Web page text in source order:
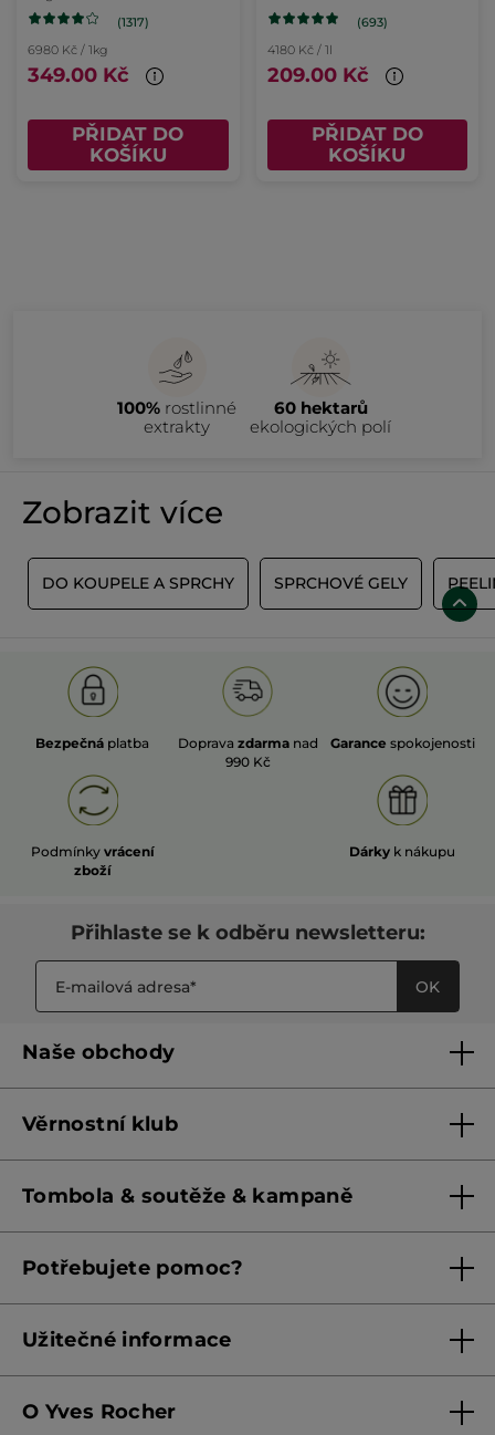
(1317)
6980 Kč / 1kg
349.00 Kč
PŘIDAT DO
KOŠÍKU
(693)
4180 Kč / 1l
209.00 Kč
PŘIDAT DO
KOŠÍKU
100% rostlinné
extrakty
60 hektarů
ekologických polí
Zobrazit více
DO KOUPELE A SPRCHY SPRCHOVÉ GELY
Bezpečná platba Doprava zdarma nad
990 Kč
Garance spokojenosti
Podmínky vrácení
zboží
Dárky k nákupu
Přihlaste se k odběru newsletteru:
OK
Naše obchody
Franšízing
Věrnostní klub
Pravidla věrnostního klubu od 1. 6. 2026
Tombola & soutěže & kampaně
Podmínky aktuálních nabídek
Potřebujete pomoc?
Užitečné informace
Zásady ochrany osobních údajů
O Yves Rocher